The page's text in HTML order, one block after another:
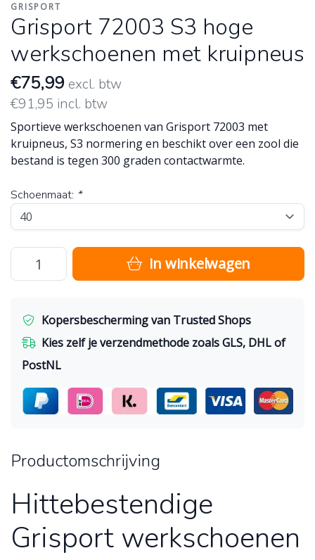
GRISPORT
Grisport 72003 S3 hoge
werkschoenen met kruipneus
€75,99 excl. btw
€91,95 incl. btw
Sportieve werkschoenen van Grisport 72003 met
kruipneus, S3 normering en beschikt over een zool die
bestand is tegen 300 graden contactwarmte.
Schoenmaat: *
In winkelwagen
Kopersbescherming van Trusted Shops
Kies zelf je verzendmethode zoals GLS, DHL of
PostNL
Productomschrijving
Hittebestendige
Grisport werkschoenen